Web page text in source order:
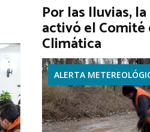
Por las lluvias,
activó el
Climática
ALERTA